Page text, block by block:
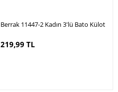
Berrak 11447-2 Kadın 3'lü Bato Külot
219,99 TL